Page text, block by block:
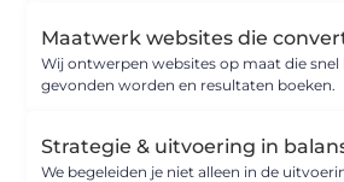
Maatwerk websites die
Wij ontwerpen websites op maat die snel
gevonden worden en resultaten boeken.
Strategie & uitvoering in
We begeleiden je niet alleen in de